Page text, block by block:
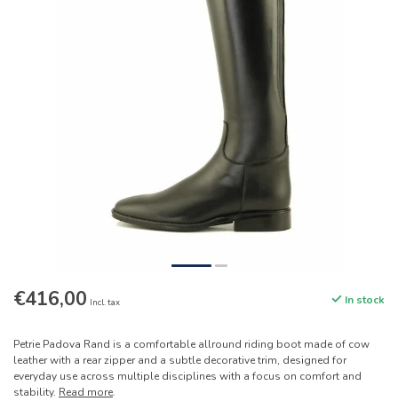
€416,00 Incl. tax In stock
Petrie Padova Rand is a comfortable allround riding boot made of cow
leather with a rear zipper and a subtle decorative trim, designed for
everyday use across multiple disciplines with a focus on comfort and
stability. Read more.